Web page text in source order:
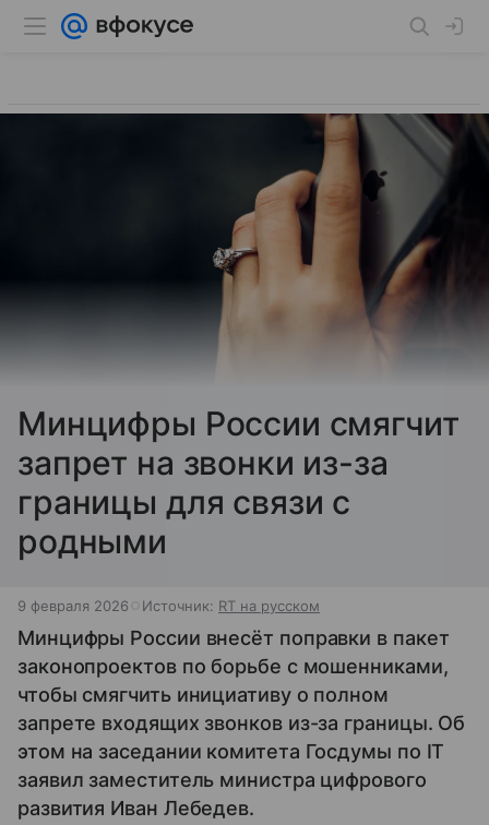
Минцифры России смягчит
запрет на звонки из-за
границы для связи с
родными
9 февраля 2026 Источник: RT на русском
Минцифры России внесёт поправки в пакет
законопроектов по борьбе с мошенниками,
чтобы смягчить инициативу о полном
запрете входящих звонков из-за границы. Об
этом на заседании комитета Госдумы по IT
заявил заместитель министра цифрового
развития Иван Лебедев.